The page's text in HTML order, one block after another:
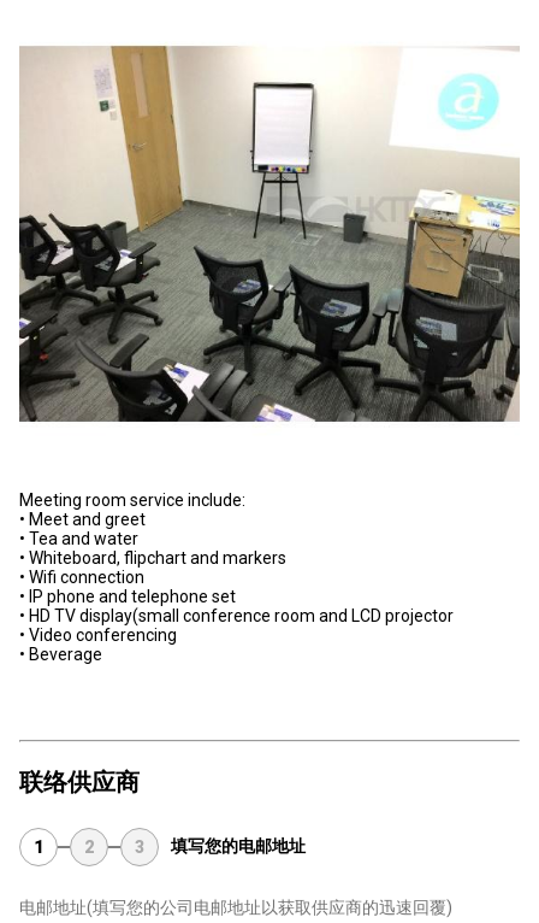
Meeting room service include:
• Meet and greet
• Tea and water
• Whiteboard, flipchart and markers
• Wifi connection
• IP phone and telephone set
• HD TV display(small conference room and LCD projector
• Video conferencing
• Beverage
联络供应商
1 2 3 填写您的电邮地址
电邮地址(填写您的公司电邮地址以获取供应商的迅速回覆)